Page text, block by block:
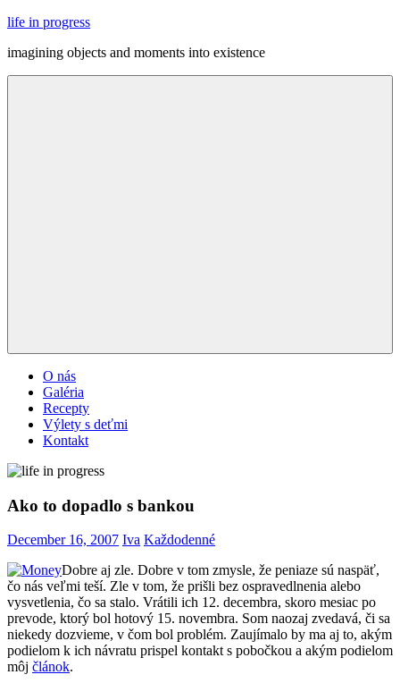
Skip
content
life in progress
imagining objects and moments into existence
O nás
Galéria
Recepty
Výlety s deťmi
Kontakt
Ako to dopadlo s bankou
December 16, 2007 Iva Každodenné
Dobre aj zle. Dobre v tom zmysle, že peniaze sú naspäť,
čo nás veľmi teší. Zle v tom, že prišli bez ospravedlnenia alebo
vysvetlenia, čo sa stalo. Vrátili ich 12. decembra, skoro mesiac po
prevode, ktorý bol hotový 15. novembra. Som naozaj zvedavá, či sa
niekedy dozvieme, v čom bol problém. Zaujímalo by ma aj to, akým
podielom k ich návratu prispel kontakt s pobočkou a akým podielom
môj článok.